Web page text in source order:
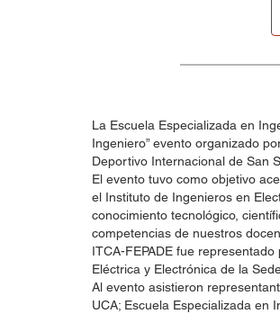
La Escuela Especializada en
Ingeniero” evento organizado
Deportivo Internacional de San
El evento tuvo como objetivo
el Instituto de Ingenieros en
conocimiento tecnológico,
competencias de nuestros
ITCA-FEPADE fue
Eléctrica y Electrónica de la
Al evento asistieron
UCA; Escuela Especializada en